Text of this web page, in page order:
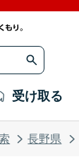
受け取る
長野県